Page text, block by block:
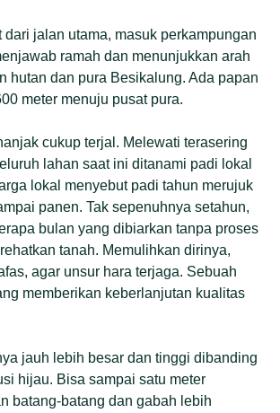
dari jalan utama, masuk perkampungan
ramah dan menunjukkan arah
hutan dan pura Besikalung. Ada papan
meter menuju pusat pura.
cukup terjal. Melewati terasering
lahan saat ini ditanami padi lokal
lokal menyebut padi tahun merujuk
panen. Tak sepenuhnya setahun,
bulan yang dibiarkan tanpa proses
tanah. Memulihkan dirinya,
agar unsur hara terjaga. Sebuah
memberikan keberlanjutan kualitas
jauh lebih besar dan tinggi dibanding
hijau. Bisa sampai satu meter
batang-batang dan gabah lebih